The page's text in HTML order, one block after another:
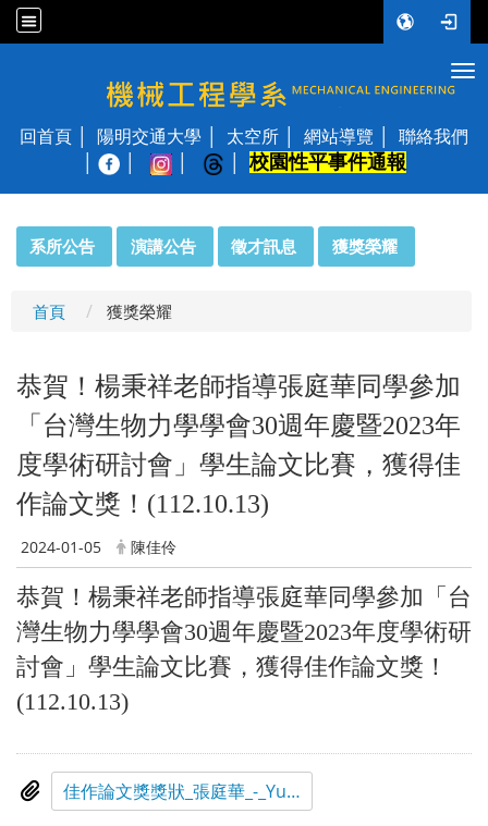
國立陽明交通大學 機械工程學系
回首頁 陽明交通大學 太空所 網站導覽
聯絡我們
校園性平事件通報
系所公告 演講公告 徵才訊息 獲獎榮耀
首頁 獲獎榮耀
恭賀！楊秉祥老師指導張庭華同學參加
「台灣生物力學學會30週年慶暨2023年
度學術研討會」學生論文比賽，獲得佳
作論文獎！(112.10.13)
2024-01-05 陳佳伶
恭賀！楊秉祥老師指導張庭華同學參加「台
灣生物力學學會30週年慶暨2023年度學術研
討會」學生論文比賽，獲得佳作論文獎！
(112.10.13)
佳作論文獎獎狀_張庭華_-_Yu-Ching_Chiu.pdf